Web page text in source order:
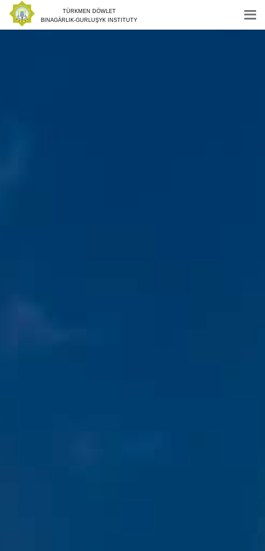
TÜRKMEN DÖWLET
BINAGÄRLIK-GURLUŞYK INSTITUTY